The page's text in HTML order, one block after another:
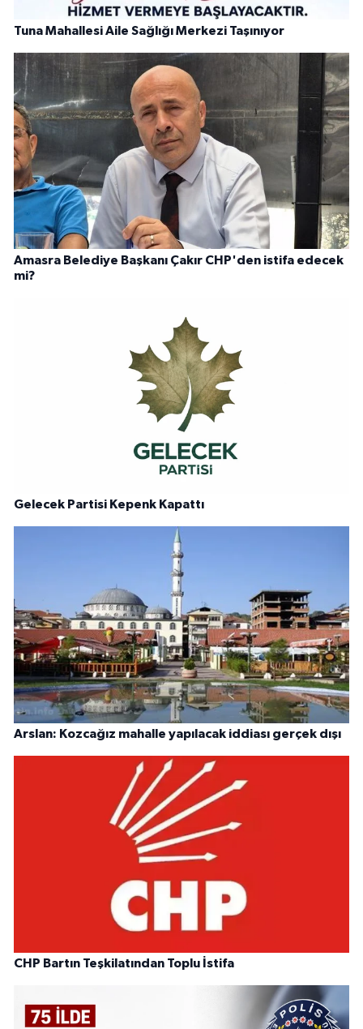
Tuna Mahallesi Aile Sağlığı Merkezi Taşınıyor
Amasra Belediye Başkanı Çakır CHP'den istifa edecek
mi?
Gelecek Partisi Kepenk Kapattı
Arslan: Kozcağız mahalle yapılacak iddiası gerçek dışı
CHP Bartın Teşkilatından Toplu İstifa